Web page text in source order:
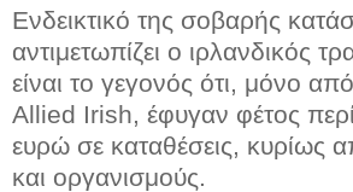
Ενδεικτικό της σοβαρής
αντιμετωπίζει ο ιρλανδικός
είναι το γεγονός ότι, μόνο
Allied Irish, έφυγαν φέτος
ευρώ σε καταθέσεις, κυρίως
και οργανισμούς.